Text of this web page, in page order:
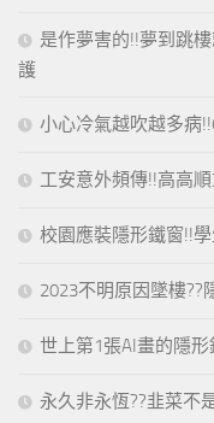
是作夢害的!!夢到跳
護
小心冷氣越吹越多病
工安意外頻傳!!高高
校園應裝隱形鐵窗!!
2023不明原因墜樓??
世上第1張AI畫的隱
永久非永恆??韭菜不